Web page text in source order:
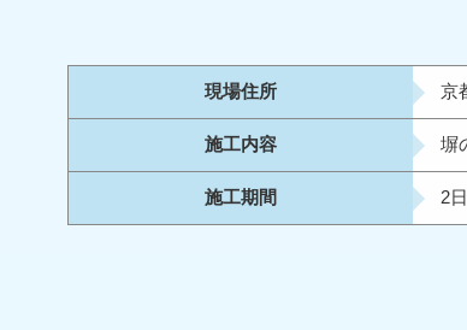
現場住所 京
施工内容 塀
施工期間 2日